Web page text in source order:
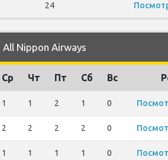
24
Nippon Airways
Ср Чт Пт Сб Вс
1 1 2 1 0
2 2 2 2 0
1 1 1 1 0